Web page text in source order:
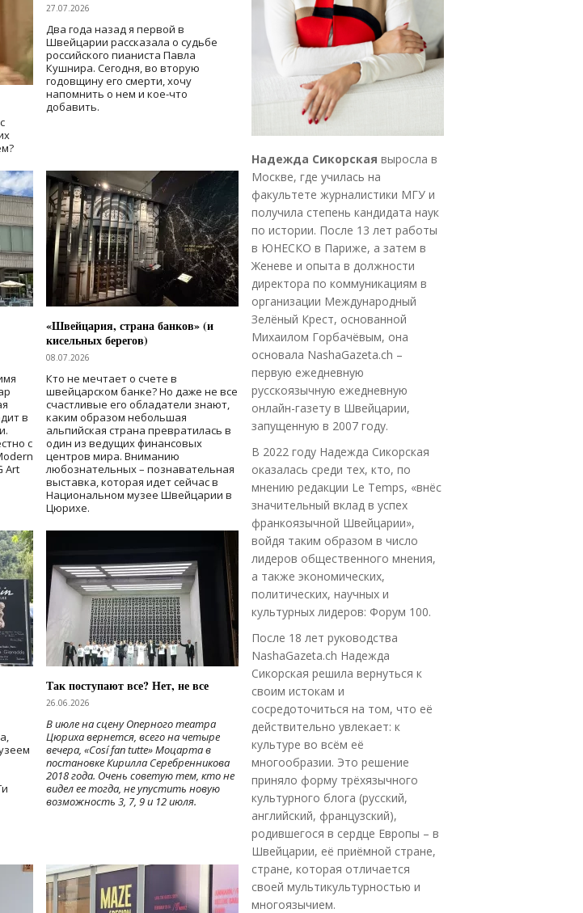
27.07.2026
Два года назад я первой в
Швейцарии рассказала о судьбе
российского пианиста Павла
Кушнира. Сегодня, во вторую
годовщину его смерти, хочу
напомнить о нем и кое-что
добавить.
в
с
Art
«Швейцария, страна банков» (и
кисельных берегов)
08.07.2026
Кто не мечтает о счете в
швейцарском банке? Но даже не все
счастливые его обладатели знают,
каким образом небольшая
альпийская страна превратилась в
один из ведущих финансовых
центров мира. Вниманию
любознательных – познавательная
выставка, которая идет сейчас в
Национальном музее Швейцарии в
Цюрихе.
Так поступают все? Нет, не все
26.06.2026
В июле на сцену Оперного театра
Цюриха вернется, всего на четыре
вечера, «Cosí fan tutte» Моцарта в
постановке Кирилла Серебренникова
2018 года. Очень советую тем, кто не
видел ее тогда, не упустить новую
возможность 3, 7, 9 и 12 июля.
Надежда Сикорская выросла в
Москве, где училась на
факультете журналистики МГУ и
получила степень кандидата наук
по истории. После 13 лет работы
в ЮНЕСКО в Париже, а затем в
Женеве и опыта в должности
директора по коммуникациям в
организации Международный
Зелёный Крест, основанной
Михаилом Горбачёвым, она
основала NashaGazeta.ch –
первую ежедневную
русскоязычную ежедневную
онлайн-газету в Швейцарии,
запущенную в 2007 году.
В 2022 году Надежда Сикорская
оказалась среди тех, кто, по
мнению редакции Le Temps, «внёс
значительный вклад в успех
франкоязычной Швейцарии»,
войдя таким образом в число
лидеров общественного мнения,
а также экономических,
политических, научных и
культурных лидеров: Форум 100.
После 18 лет руководства
NashaGazeta.ch Надежда
Сикорская решила вернуться к
своим истокам и
сосредоточиться на том, что её
действительно увлекает: к
культуре во всём её
многообразии. Это решение
приняло форму трёхязычного
культурного блога (русский,
английский, французский),
родившегося в сердце Европы – в
Швейцарии, её приёмной стране,
стране, которая отличается
своей мультикультурностью и
многоязычием.